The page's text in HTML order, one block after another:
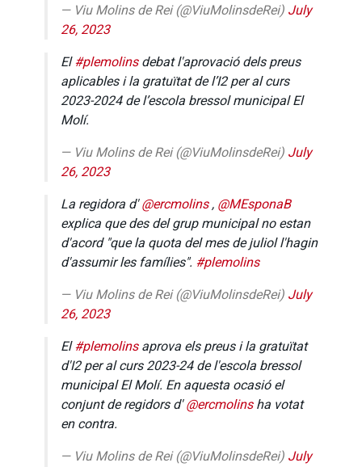
— Viu Molins de Rei (@ViuMolinsdeRei) July
26, 2023
El#plemolinsdebat l'aprovació dels preus
aplicables i la gratuïtat de l’I2 per al curs
2023-2024 de l’escola bressol municipal El
Molí.
— Viu Molins de Rei (@ViuMolinsdeRei) July
26, 2023
La regidora d'@ercmolins, @MEsponaB
explica que des del grup municipal no estan
d'acord "que la quota del mes de juliol l'hagin
d'assumir les famílies". #plemolins
— Viu Molins de Rei (@ViuMolinsdeRei) July
26, 2023
El#plemolinsaprova els preus i la gratuïtat
d'I2 per al curs 2023-24 de l'escola bressol
municipal El Molí. En aquesta ocasió el
conjunt de regidors d'@ercmolinsha votat
en contra.
— Viu Molins de Rei (@ViuMolinsdeRei) July